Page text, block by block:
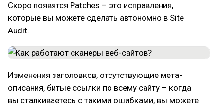
Скоро появятся Patches – это исправления,
которые вы можете сделать автономно в Site
Audit.
Изменения заголовков, отсутствующие мета-
описания, битые ссылки по всему сайту – когда
вы сталкиваетесь с такими ошибками, вы можете